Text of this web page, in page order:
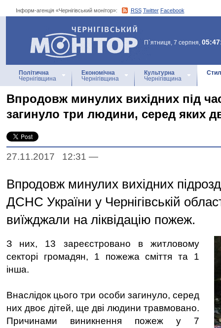
Інформ-агенція «Чернігівський монітор»: RSS Twitter Facebook
Інформ-агенція
«Чернігівський монітор»
П`ятниця, 7 серпня,
Політична
Чернігівщина
Економічна
Чернігівщина
Культурна
Чернігівщина
Впродовж минулих вихідних під
загинуло три людини, серед яких
27.11.2017 12:31 —
Впродовж минулих вихідних
ДСНС України у Чернігівській
виїжджали на ліквідацію пожеж.
З них, 13 зареєстровано в житловому
секторі громадян, 1 пожежа сміття та 1
інша.
Внаслідок цього три особи загинуло, серед
них двоє дітей, ще дві людини травмовано.
Причинами виникнення пожеж у 7